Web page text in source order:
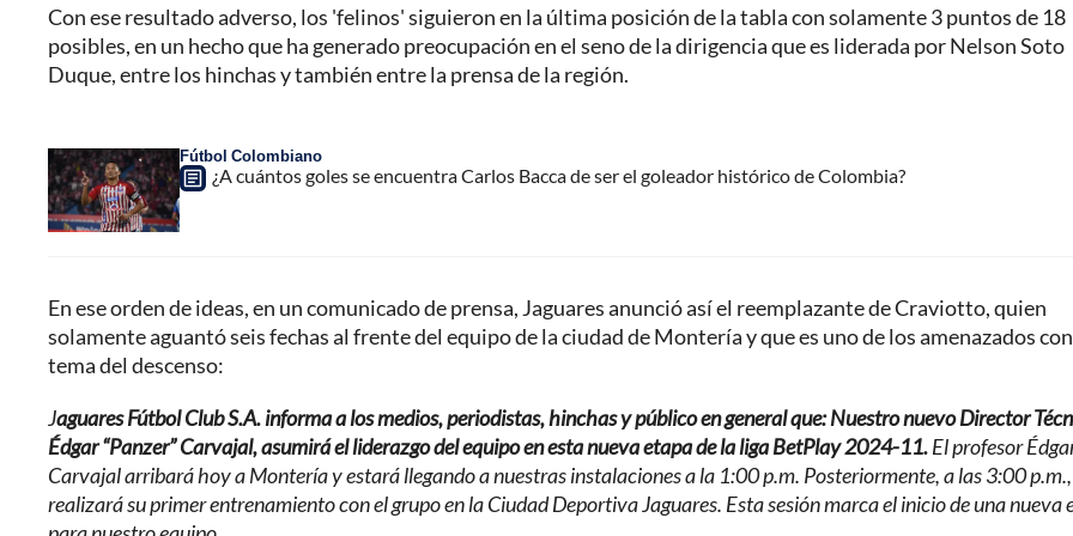
Con ese resultado adverso, los 'felinos' siguieron en la última posición de la tabla con solamente 3 puntos de 18
posibles, en un hecho que ha generado preocupación en el seno de la dirigencia que es liderada por Nelson Soto
Duque, entre los hinchas y también entre la prensa de la región.
Fútbol Colombiano
¿A cuántos goles se encuentra Carlos Bacca de ser el goleador histórico de Colombia?
En ese orden de ideas, en un comunicado de prensa, Jaguares anunció así el reemplazante de Craviotto, quien
solamente aguantó seis fechas al frente del equipo de la ciudad de Montería y que es uno de los amenazados
tema del descenso:
Jaguares Fútbol Club S.A. informa a los medios, periodistas, hinchas y público en general que: Nuestro nuevo Director
Édgar “Panzer” Carvajal, asumirá el liderazgo del equipo en esta nueva etapa de la liga BetPlay 2024-11.El profesor
Carvajal arribará hoy a Montería y estará llegando a nuestras instalaciones a la 1:00 p.m. Posteriormente, a las 3:00 p.m.,
realizará su primer entrenamiento con el grupo en la Ciudad Deportiva Jaguares. Esta sesión marca el inicio de una nueva